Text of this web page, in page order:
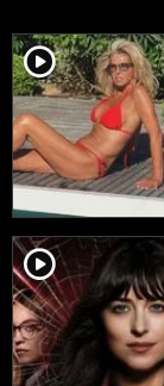
player2
player2